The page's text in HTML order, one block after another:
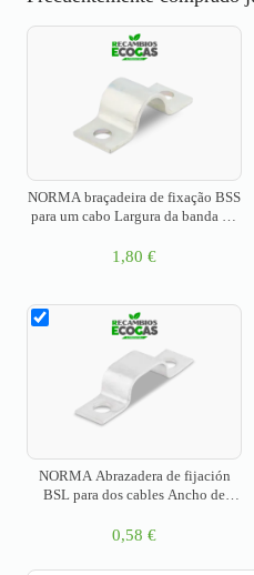
NORMA braçadeira de fixação BSS
para um cabo Largura da banda 25
1,80 €
NORMA Abrazadera de fijación
BSL para dos cables Ancho de
0,58 €